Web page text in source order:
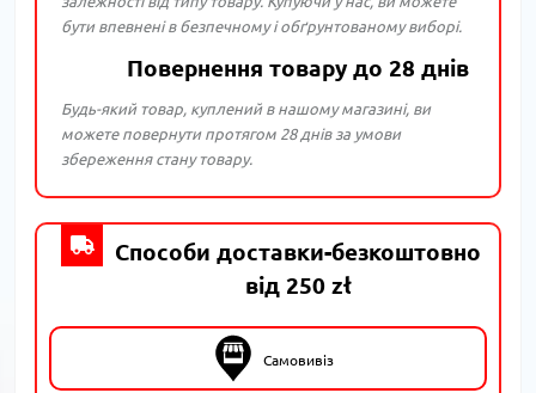
бути впевнені в безпечному і обґрунтованому виборі.
Повернення товару до 28 днів
Будь-який товар, куплений в нашому магазині, ви
можете повернути протягом 28 днів за умови
збереження стану товару.
Способи доставки-безкоштовно
від 250 zł
Самовивіз